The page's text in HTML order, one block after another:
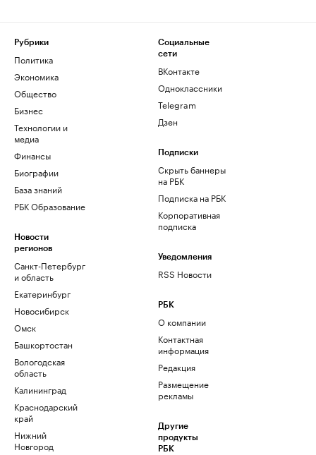
Рубрики
Политика
Экономика
Общество
Бизнес
Технологии и
медиа
Финансы
Биографии
База знаний
РБК Образование
Новости
регионов
Санкт-Петербург
и область
Екатеринбург
Новосибирск
Омск
Башкортостан
Вологодская
область
Калининград
Краснодарский
край
Нижний
Новгород
Социальные
сети
ВКонтакте
Одноклассники
Telegram
Дзен
Подписки
Скрыть баннеры
на РБК
Подписка на РБК
Корпоративная
подписка
Уведомления
RSS Новости
РБК
О компании
Контактная
информация
Редакция
Размещение
рекламы
Другие
продукты
РБК